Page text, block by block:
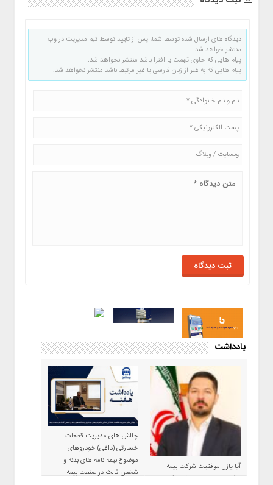
دیدگاه های ارسال شده توسط شما، پس از تایید توسط تیم مدیریت در وب
منتشر خواهد شد.
پیام هایی که حاوی تهمت یا افترا باشد منتشر نخواهد شد.
پیام هایی که به غیر از زبان فارسی یا غیر مرتبط باشد منتشر نخواهد شد.
یادداشت
آیا پازل موفقیت شرکت بیمه
حکمت صبا در سال ۱۴۰۵ کامل می
چالش های مدیریت قطعات
خسارتی (داغی) خودروهای
موضوع بیمه نامه های بدنه و
شخص ثالث در صنعت بیمه